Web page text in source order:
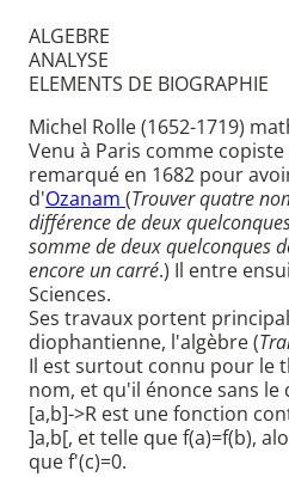
ALGEBRE
ANALYSE
ELEMENTS DE BIOGRAPHIE
Michel Rolle (1652-1719)
Venu à Paris comme
remarqué en 1682 pour
d'Ozanam (Trouver quatre
différence de deux
somme de deux quelconques
encore un carré.) Il entre
Sciences.
Ses travaux portent
diophantienne, l'algèbre (
Il est surtout connu pour le
nom, et qu'il énonce sans le
[a,b]->R est une fonction
]a,b[, et telle que f(a)=f(b),
que f'(c)=0.